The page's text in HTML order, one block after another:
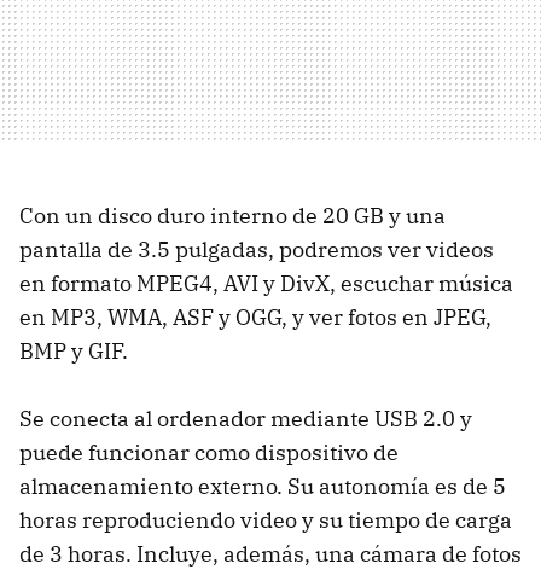
Con un disco duro interno de 20 GB y una
pantalla de 3.5 pulgadas, podremos ver videos
en formato MPEG4, AVI y DivX, escuchar música
en MP3, WMA, ASF y OGG, y ver fotos en JPEG,
BMP y GIF.
Se conecta al ordenador mediante USB 2.0 y
puede funcionar como dispositivo de
almacenamiento externo. Su autonomía es de 5
horas reproduciendo video y su tiempo de carga
de 3 horas. Incluye, además, una cámara de fotos